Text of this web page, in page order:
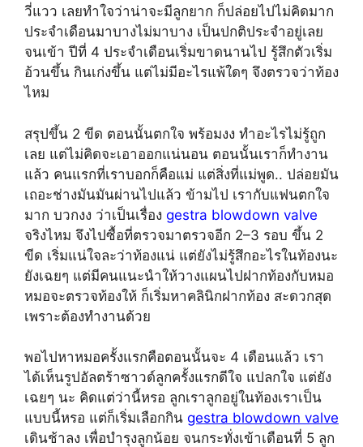
วี่แวว เลยทำใจว่าน่าจะมีลูกยาก ก็ปล่อยไปไม่คิดมาก
ประจำเดือนมาบางไม่มาบาง เป็นปกติประจำอยู่เลย
จนเข้า ปีที่ 4 ประจำเดือนเริ่มขาดนานไป รู้สึกตัวเริ่ม
อ้วนขึ้น กินเก่งขึ้น แต่ไม่มีอะไรแพ้ใดๆ จึงตรวจว่าท้อง
ไหม
สรุปขึ้น 2 ขีด ตอนนั้นตกใจ พร้อมงง ทำอะไรไม่รู้ถูก
เลย แต่ไม่คิดจะเอาออกแน่นอน ตอนนั้นเราก็ทำงาน
แล้ว คนแรกที่เราบอกก็คือแม่ แต่สิ่งที่แม่พูด.. ปล่อยมัน
เถอะช่างมันมันผ่านไปแล้ว ข้ามไป เรากับแฟนตกใจ
มาก บวกงง ว่าเป็นเรื่อง gestra blowdown valve
จริงไหม จึงไปซื้อที่ตรวจมาตรวจอีก 2–3 รอบ ขึ้น 2
ขีด เริ่มแน่ใจละว่าท้องแน่ แต่ยังไม่รู้สึกอะไรในท้องนะ
ยังเฉยๆ แต่มีคนแนะนำให้วางแผนไปฝากท้องกับหมอ
หมอจะตรวจท้องให้ ก็เริ่มหาคลินิกฝากท้อง สะดวกสุด
เพราะต้องทำงานด้วย
พอไปหาหมอครั้งแรกคือตอนนั้นจะ 4 เดือนแล้ว เรา
ได้เห็นรูปอัลตร้าซาวด์ลูกครั้งแรกดีใจ แปลกใจ แต่ยัง
เฉยๆ นะ คิดแต่ว่านี้หรอ ลูกเราลูกอยู่ในท้องเราเป็น
แบบนี้หรอ แต่ก็เริ่มเลือกกิน gestra blowdown valve
เดินช้าลง เพื่อบำรุงลูกน้อย จนกระทั่งเข้าเดือนที่ 5 ลูก